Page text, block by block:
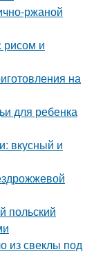
ржаной
рисом и
на
для ребенка
вкусный и
польский
из свеклы под